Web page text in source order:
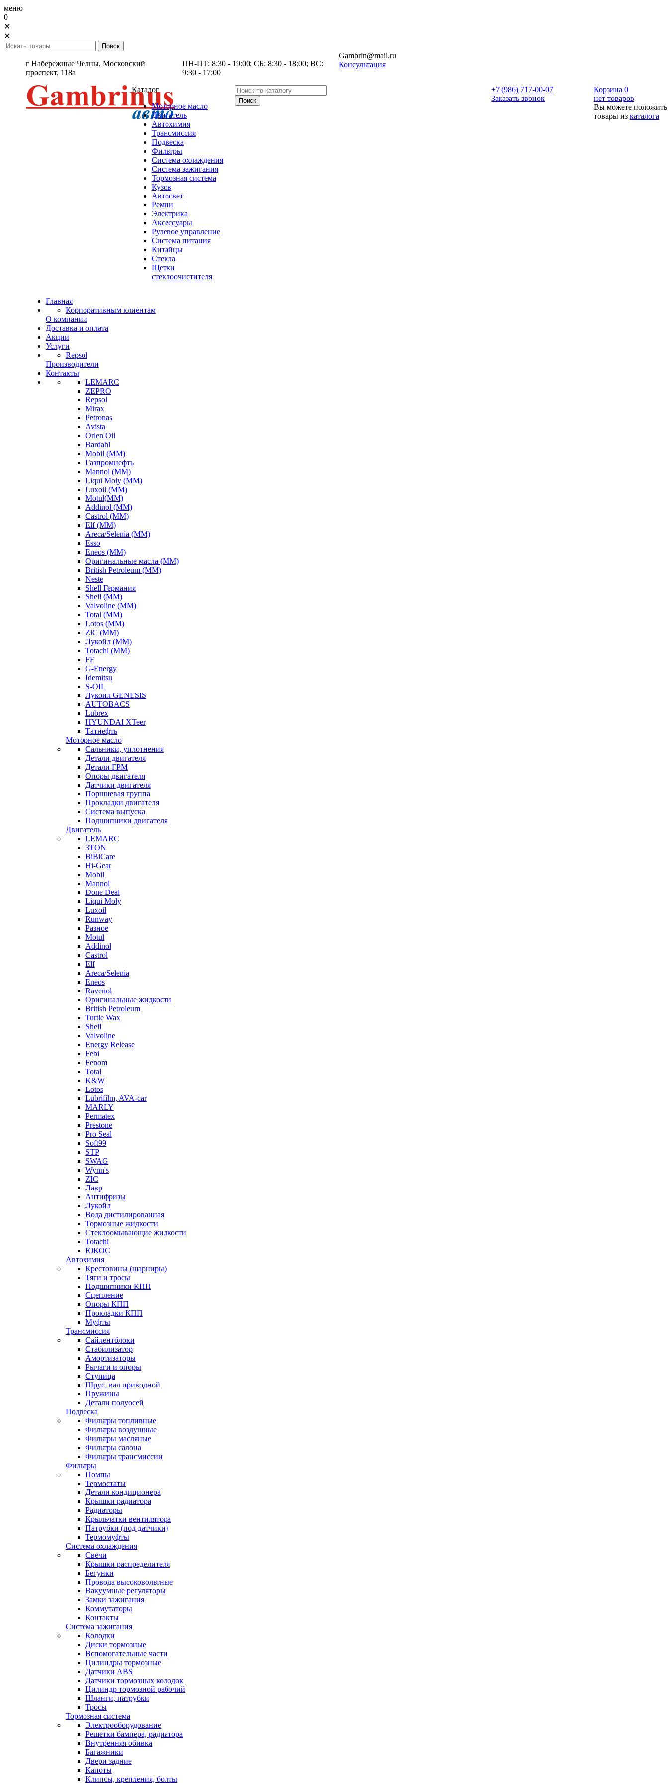
меню
0
✕
✕
г Набережные Челны, Московский
проспект, 118а
ПН-ПТ: 8:30 - 19:00; СБ: 8:30 - 18:00; ВС:
9:30 - 17:00
Gambrin@mail.ru
Консультация
Каталог
Моторное масло
Двигатель
Автохимия
Трансмиссия
Подвеска
Фильтры
Система охлаждения
Система зажигания
Тормозная система
Кузов
Автосвет
Ремни
Электрика
Аксессуары
Рулевое управление
Система питания
Китайцы
Стекла
Щетки
стеклоочистителя
+7 (986) 717-00-07
Заказать звонок
Корзина 0
нет товаров
Вы можете положить
товары из каталога
Главная
Корпоративным клиентам
О компании
Доставка и оплата
Акции
Услуги
Repsol
Производители
Контакты
LEMARC
ZEPRO
Repsol
Mirax
Petronas
Avista
Orlen Oil
Bardahl
Mobil (ММ)
Газпромнефть
Mannol (ММ)
Liqui Moly (ММ)
Luxoil (ММ)
Motul(ММ)
Addinol (ММ)
Castrol (ММ)
Elf (ММ)
Areca/Selenia (ММ)
Esso
Eneos (ММ)
Оригинальные масла (ММ)
British Petroleum (ММ)
Neste
Shell Германия
Shell (ММ)
Valvoline (ММ)
Total (ММ)
Lotos (ММ)
ZiC (ММ)
Лукойл (ММ)
Totachi (MM)
FF
G-Energy
Idemitsu
S-OIL
Лукойл GENESIS
AUTOBACS
Lubrex
HYUNDAI XTeer
Татнефть
Моторное масло
Сальники, уплотнения
Детали двигателя
Детали ГРМ
Опоры двигателя
Датчики двигателя
Поршневая группа
Прокладки двигателя
Система выпуска
Подшипники двигателя
Двигатель
LEMARC
3TON
BiBiCare
Hi-Gear
Mobil
Mannol
Done Deal
Liqui Moly
Luxoil
Runway
Разное
Motul
Addinol
Castrol
Elf
Areca/Selenia
Eneos
Ravenol
Оригинальные жидкости
British Petroleum
Turtle Wax
Shell
Valvoline
Energy Release
Febi
Fenom
Total
K&W
Lotos
Lubrifilm, AVA-car
MARLY
Permatex
Prestone
Pro Seal
Soft99
STP
SWAG
Wynn's
ZIC
Лавр
Антифризы
Лукойл
Вода дистилированная
Тормозные жидкости
Стеклоомывающие жидкости
Totachi
ЮКОС
Автохимия
Крестовины (шарниры)
Тяги и тросы
Подшипники КПП
Сцепление
Опоры КПП
Прокладки КПП
Муфты
Трансмиссия
Сайлентблоки
Стабилизатор
Амортизаторы
Рычаги и опоры
Ступица
Шрус, вал приводной
Пружины
Детали полуосей
Подвеска
Фильтры топливные
Фильтры воздушные
Фильтры масляные
Фильтры салона
Фильтры трансмиссии
Фильтры
Помпы
Термостаты
Детали кондиционера
Крышки радиатора
Радиаторы
Крыльчатки вентилятора
Патрубки (под датчики)
Термомуфты
Система охлаждения
Свечи
Крышки распределителя
Бегунки
Провода высоковольтные
Вакуумные регуляторы
Замки зажигания
Коммутаторы
Контакты
Система зажигания
Колодки
Диски тормозные
Вспомогательные части
Цилиндры тормозные
Датчики ABS
Датчики тормозных колодок
Цилиндр тормозной рабочий
Шланги, патрубки
Тросы
Тормозная система
Электрооборудование
Решетки бампера, радиатора
Внутренняя обивка
Багажники
Двери задние
Капоты
Клипсы, крепления, болты